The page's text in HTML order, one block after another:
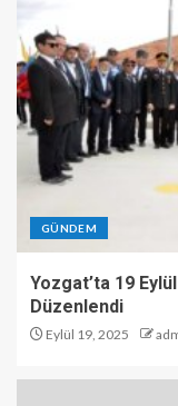
GÜNDEM
Yozgat’ta 19
Düzenlendi
Eylül 19, 2025